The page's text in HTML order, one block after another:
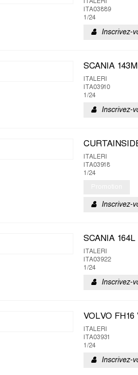
ITALERI
ITA03889
1/24
Inscrivez-
SCANIA
ITALERI
ITA03910
1/24
Inscrivez-
ITALERI
ITA03918
1/24
Inscrivez-
SCANIA
ITALERI
ITA03922
1/24
Inscrivez-
VOLVO FH16
ITALERI
ITA03931
1/24
Inscrivez-